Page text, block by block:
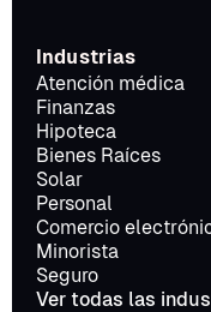
Industrias
Atención médica
Finanzas
Hipoteca
Bienes Raíces
Solar
Personal
Comercio
Minorista
Seguro
Ver todas las